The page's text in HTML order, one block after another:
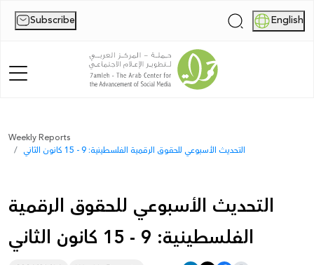
Subscribe | English
Home
About Us
Publications
Reports
Weekly Reports
التحديث الأسبوعي للحقوق الرقمية الفلسطينية: 9 - 15 كانون الثاني
التحديث الأسبوعي للحقوق الرقمية
الفلسطينية: 9 - 15 كانون الثاني